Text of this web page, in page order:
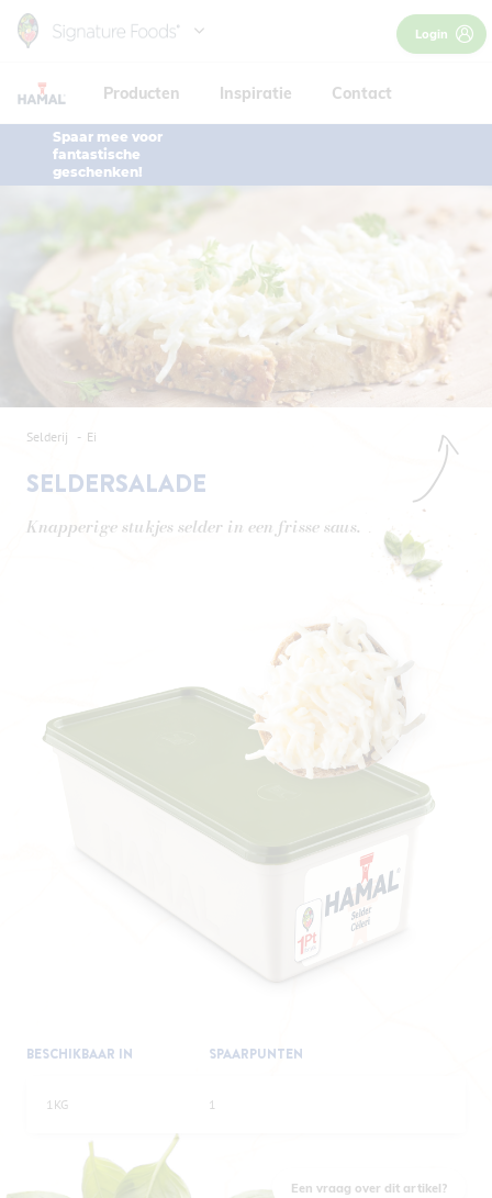
Skip
content
Login
Producten Inspiratie Contact
Spaar mee voor
fantastische
geschenken!
Selderij Ei
SELDERSALADE
Knapperige stukjes selder in een frisse saus.
BESCHIKBAAR IN SPAARPUNTEN
1KG 1
Een vraag over dit artikel?